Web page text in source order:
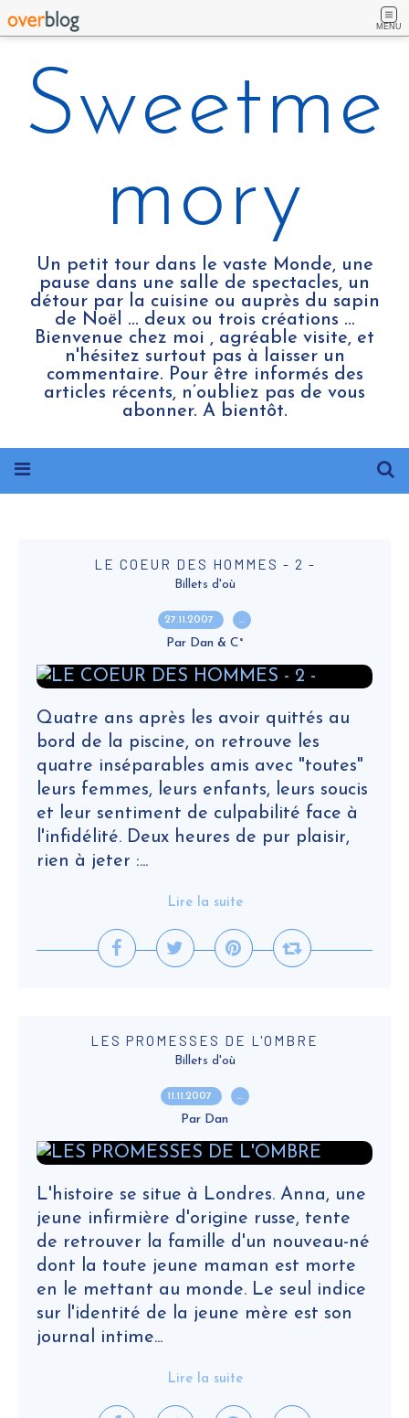
MENU
Sweetme
mory
Un petit tour dans le vaste Monde, une
pause dans une salle de spectacles, un
détour par la cuisine ou auprès du sapin
de Noël ... deux ou trois créations …
Bienvenue chez moi , agréable visite, et
n'hésitez surtout pas à laisser un
commentaire. Pour être informés des
articles récents, n’oubliez pas de vous
abonner. A bientôt.
LE COEUR DES HOMMES - 2 -
Billets d'où
27.11.2007 …
Par Dan & C°
Quatre ans après les avoir quittés au
bord de la piscine, on retrouve les
quatre inséparables amis avec "toutes"
leurs femmes, leurs enfants, leurs soucis
et leur sentiment de culpabilité face à
l'infidélité. Deux heures de pur plaisir,
rien à jeter :...
Lire la suite
LES PROMESSES DE L'OMBRE
Billets d'où
11.11.2007 …
Par Dan
L'histoire se situe à Londres. Anna, une
jeune infirmière d'origine russe, tente
de retrouver la famille d'un nouveau-né
dont la toute jeune maman est morte
en le mettant au monde. Le seul indice
sur l'identité de la jeune mère est son
journal intime...
Lire la suite